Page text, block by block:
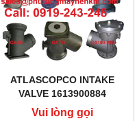
ATLASCOPCO INTAKE
VALVE 1613900884
Vui lòng gọi